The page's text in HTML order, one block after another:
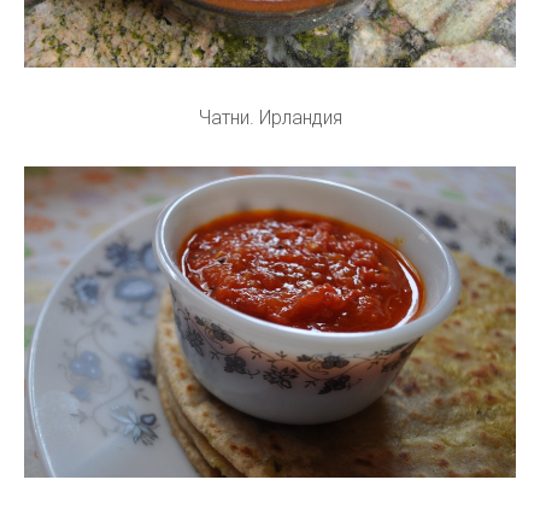
Чатни. Ирландия